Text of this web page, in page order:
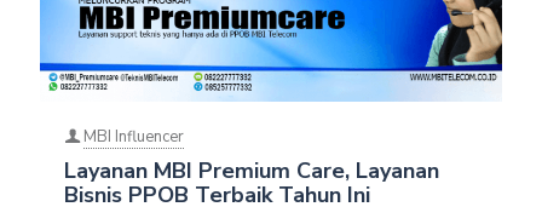
MBI Influencer
Layanan MBI Premium Care, Layanan
Bisnis PPOB Terbaik Tahun Ini